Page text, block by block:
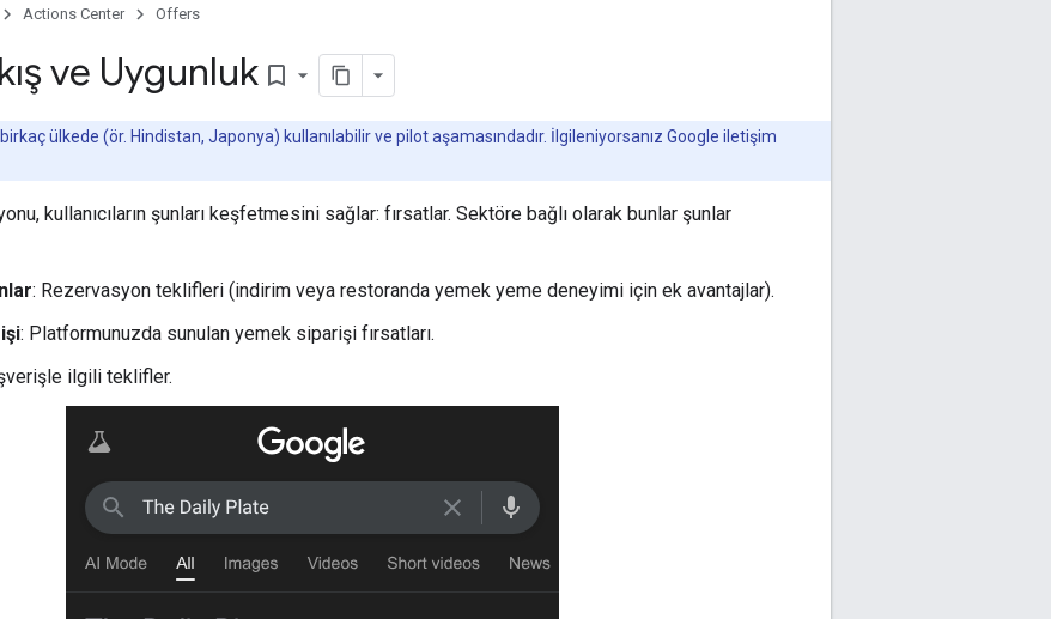
Actions Center Offers
ve Uygunluk bookmark_border
ülkede (ör. Hindistan, Japonya) kullanılabilir ve pilot aşamasındadır. İlgileniyorsanız Google iletişim
kullanıcıların şunları keşfetmesini sağlar: fırsatlar. Sektöre bağlı olarak bunlar şunlar
: Rezervasyon teklifleri (indirim veya restoranda yemek yeme deneyimi için ek avantajlar).
: Platformunuzda sunulan yemek siparişi fırsatları.
ilgili teklifler.